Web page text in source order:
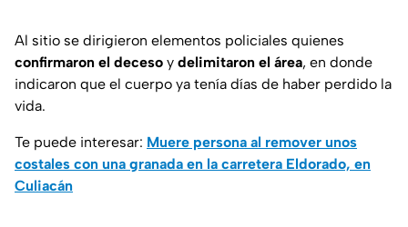
Al sitio se dirigieron elementos policiales quienes
confirmaron el deceso y delimitaron el área, en donde
indicaron que el cuerpo ya tenía días de haber perdido la
vida.
Te puede interesar: Muere persona al remover unos
costales con una granada en la carretera Eldorado, en
Culiacán